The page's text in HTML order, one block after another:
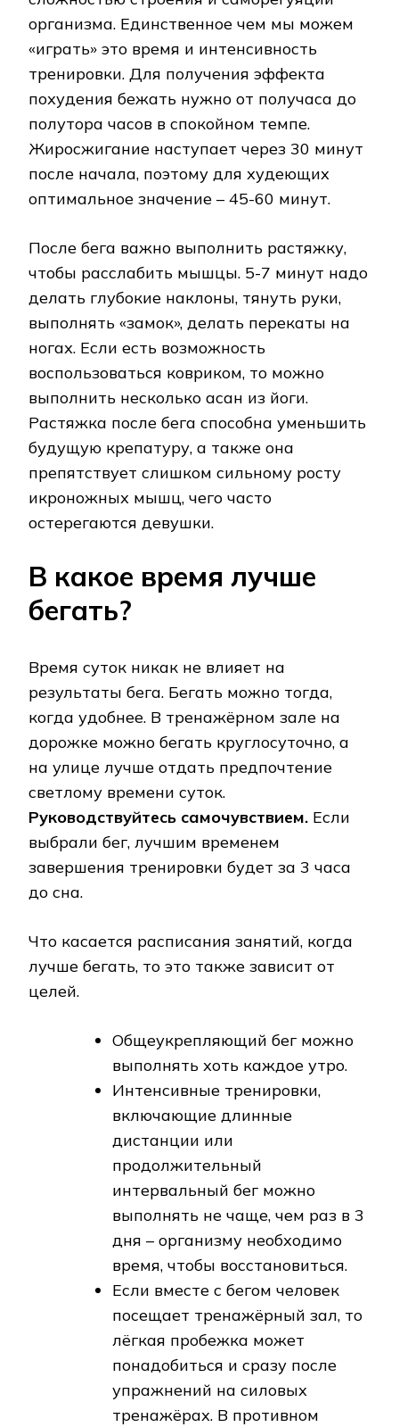
организма. Единственное чем мы можем
«играть» это время и интенсивность
тренировки. Для получения эффекта
похудения бежать нужно от получаса до
полутора часов в спокойном темпе.
Жиросжигание наступает через 30 минут
после начала, поэтому для худеющих
оптимальное значение – 45-60 минут.
После бега важно выполнить растяжку,
чтобы расслабить мышцы. 5-7 минут надо
делать глубокие наклоны, тянуть руки,
выполнять «замок», делать перекаты на
ногах. Если есть возможность
воспользоваться ковриком, то можно
выполнить несколько асан из йоги.
Растяжка после бега способна уменьшить
будущую крепатуру, а также она
препятствует слишком сильному росту
икроножных мышц, чего часто
остерегаются девушки.
В какое время лучше
бегать?
Время суток никак не влияет на
результаты бега. Бегать можно тогда,
когда удобнее. В тренажёрном зале на
дорожке можно бегать круглосуточно, а
на улице лучше отдать предпочтение
светлому времени суток.
Руководствуйтесь самочувствием. Если
выбрали бег, лучшим временем
завершения тренировки будет за 3 часа
до сна.
Что касается расписания занятий, когда
лучше бегать, то это также зависит от
целей.
Общеукрепляющий бег можно
выполнять хоть каждое утро.
Интенсивные тренировки,
включающие длинные
дистанции или
продолжительный
интервальный бег можно
выполнять не чаще, чем раз в 3
дня – организму необходимо
время, чтобы восстановиться.
Если вместе с бегом человек
посещает тренажёрный зал, то
лёгкая пробежка может
понадобиться и сразу после
упражнений на силовых
тренажёрах. В противном